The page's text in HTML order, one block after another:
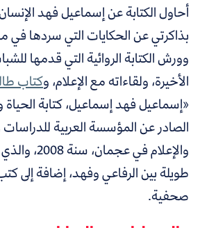
أحاول الكتابة عن إسماعيل فهد
بذاكرتي عن الحكايات التي سردها في
وورش الكتابة الروائية التي قدمها
الأخيرة، ولقاءاته مع الإعلام، وكتاب
«إسماعيل فهد إسماعيل، كتابة الحياة
الصادر عن المؤسسة العربية للدراسات
والإعلام في
طويلة بين الرفاعي وفهد، إضافة إلى
صحفية.